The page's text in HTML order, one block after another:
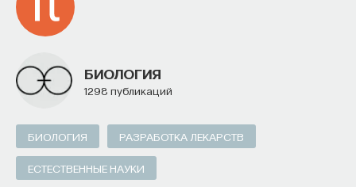
БИОЛОГИЯ
1298 публикаций
БИОЛОГИЯ РАЗРАБОТКА ЛЕКАРСТВ
ЕСТЕСТВЕННЫЕ НАУКИ